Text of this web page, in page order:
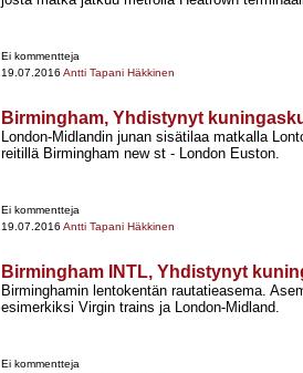
Ei kommentteja
19.07.2016 Antti Tapani Häkkinen
Birmingham, Yhdistynyt
London-​Midlandin junan sisätilaa matkalla
reitillä Birmingham new st -​ London Euston.
Ei kommentteja
19.07.2016 Antti Tapani Häkkinen
Birmingham INTL, Yhdistynyt
Birminghamin lentokentän rautatieasema.
esimerkiksi Virgin trains ja London-​Midland.
Ei kommentteja